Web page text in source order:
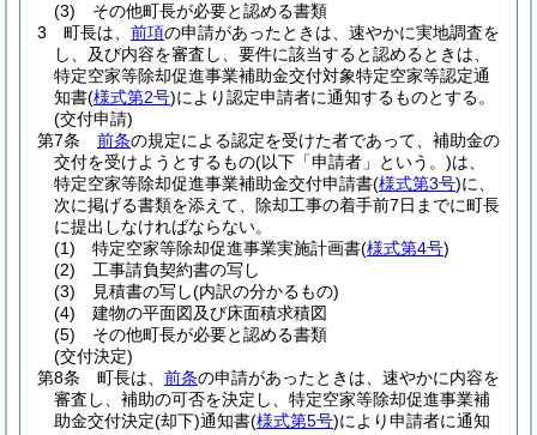
(3)
その他町長が必要と認める書類
3
町長は、 前項の申請があったときは、速やかに実地調査を
し、及び内容を審査し、要件に該当すると認めるときは、
特定空家等除却促進事業補助金交付対象特定空家等認定通
知書(様式第2号)により認定申請者に通知するものとする。
(交付申請)
第7条
前条の規定による認定を受けた者であって、補助金の
交付を受けようとするもの(以下「申請者」という。)は、
特定空家等除却促進事業補助金交付申請書(様式第3号)に、
次に掲げる書類を添えて、除却工事の着手前7日までに町長
に提出しなければならない。
(1)
特定空家等除却促進事業実施計画書(様式第4号)
(2)
工事請負契約書の写し
(3)
見積書の写し(内訳の分かるもの)
(4)
建物の平面図及び床面積求積図
(5)
その他町長が必要と認める書類
(交付決定)
第8条
町長は、 前条の申請があったときは、速やかに内容を
審査し、補助の可否を決定し、特定空家等除却促進事業補
助金交付決定(却下)通知書(様式第5号)により申請者に通知